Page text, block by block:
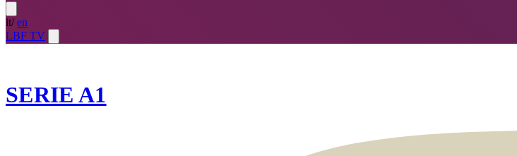
it/ en
LBF TV
SERIE A1